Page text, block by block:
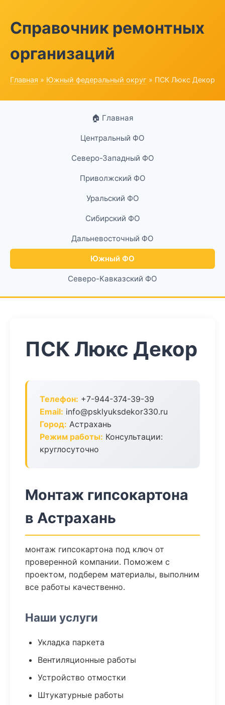
Справочник ремонтных
организаций
Главная » Южный федеральный округ » ПСК Люкс Декор
🏠 Главная
Центральный ФО
Северо-Западный ФО
Приволжский ФО
Уральский ФО
Сибирский ФО
Дальневосточный ФО
Южный ФО
Северо-Кавказский ФО
ПСК Люкс Декор
Телефон: +7-944-374-39-39
Email: info@psklyuksdekor330.ru
Город: Астрахань
Режим работы: Консультации:
круглосуточно
Монтаж гипсокартона
в Астрахань
монтаж гипсокартона под ключ от
проверенной компании. Поможем с
проектом, подберем материалы, выполним
все работы качественно.
Наши услуги
Укладка паркета
Вентиляционные работы
Устройство отмостки
Штукатурные работы